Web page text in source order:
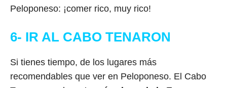
Peloponeso: ¡comer rico, muy rico!
6- IR AL CABO TENARON
Si tienes tiempo, de los lugares más
recomendables que ver en Peloponeso. El Cabo